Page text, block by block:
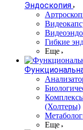
Эндоскопия
Гибкие
Еще
(Холтеры)
Еще